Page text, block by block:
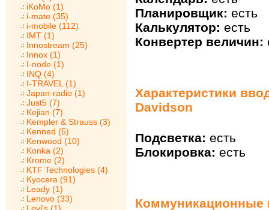
iKoMo (1)
i-mate (35)
i-mobile (112)
IMT (1)
Innostream (25)
Innox (1)
I-node (1)
INQ (4)
I-TRAVEL (1)
Japan-radio (1)
Just5 (7)
Kejian (7)
Kempler & Strauss (3)
Kenned (5)
Kenwood (10)
Konka (2)
Krome (2)
KTF Technologies (4)
Kyocera (91)
Leady (1)
Lenovo (33)
Планировщик: есть
Калькулятор: есть
Конвертер величин:
Характеристики
Davidson
Подсветка: есть
Блокировка: есть
Коммуникационные